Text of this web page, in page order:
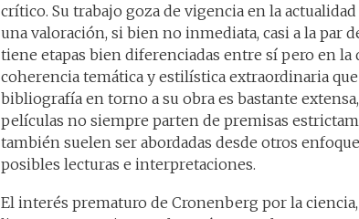
crítico. Su trabajo goza de vigencia en la
una valoración, si bien no inmediata, casi a la par
tiene etapas bien diferenciadas entre sí pero en la
coherencia temática y estilística extraordinaria
bibliografía en torno a su obra es bastante
películas no siempre parten de premisas
también suelen ser abordadas desde otros
posibles lecturas e interpretaciones.
El interés prematuro de Cronenberg por la